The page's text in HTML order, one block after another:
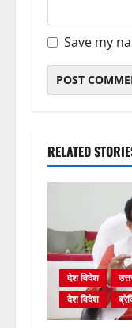
Save my
RELATED
देश विदेश
देश विदेश